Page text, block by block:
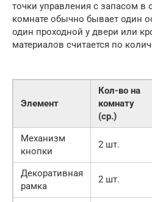
точки управления с запасом в
комнате обычно бывает один
один проходной у двери или
материалов считается по
Элемент
Кол-во на
комнату
(ср.)
Механизм
кнопки
2 шт.
Декоративная
рамка
2 шт.